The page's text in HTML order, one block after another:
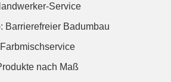
Service
Barrierefreier Badumbau
Farbmischservice
nach Maß